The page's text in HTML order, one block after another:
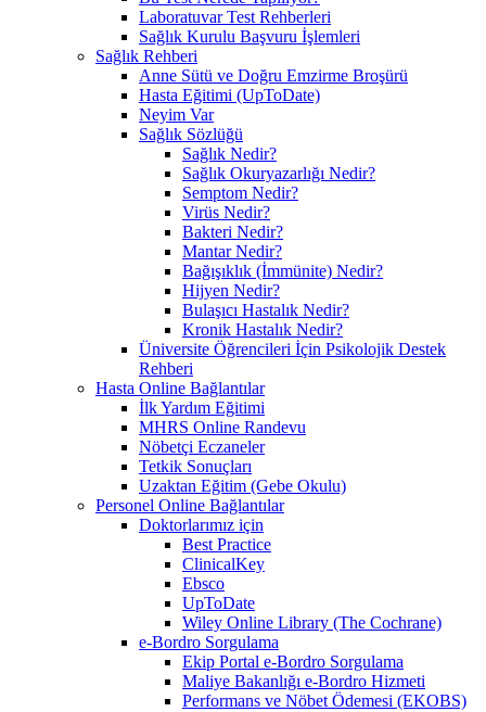
Laboratuvar Test Rehberleri
Sağlık Kurulu Başvuru İşlemleri
Sağlık Rehberi
Anne Sütü ve Doğru Emzirme Broşürü
Hasta Eğitimi (UpToDate)
Neyim Var
Sağlık Sözlüğü
Sağlık Nedir?
Sağlık Okuryazarlığı Nedir?
Semptom Nedir?
Virüs Nedir?
Bakteri Nedir?
Mantar Nedir?
Bağışıklık (İmmünite) Nedir?
Hijyen Nedir?
Bulaşıcı Hastalık Nedir?
Kronik Hastalık Nedir?
Üniversite Öğrencileri İçin Psikolojik Destek
Rehberi
Hasta Online Bağlantılar
İlk Yardım Eğitimi
MHRS Online Randevu
Nöbetçi Eczaneler
Tetkik Sonuçları
Uzaktan Eğitim (Gebe Okulu)
Personel Online Bağlantılar
Doktorlarımız için
Best Practice
ClinicalKey
Ebsco
UpToDate
Wiley Online Library (The Cochrane)
e-Bordro Sorgulama
Ekip Portal e-Bordro Sorgulama
Maliye Bakanlığı e-Bordro Hizmeti
Performans ve Nöbet Ödemesi (EKOBS)